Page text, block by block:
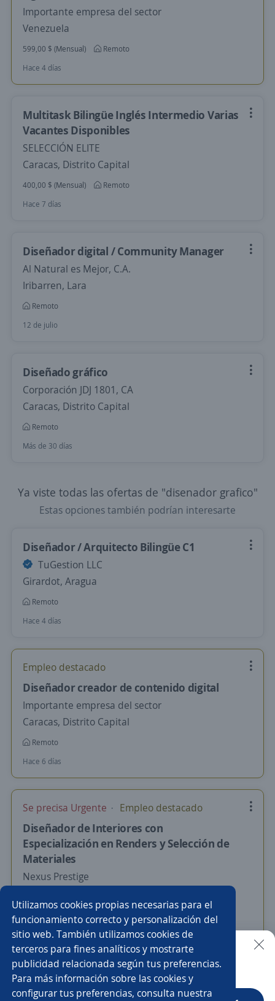
Utilizamos cookies propias necesarias para el
funcionamiento correcto y personalización del
sitio web. También utilizamos cookies de
terceros para fines analíticos y mostrarte
publicidad relacionada según tus preferencias.
Para más información sobre las cookies y
configurar tus preferencias, consulta nuestra
Importante empresa del sector
Venezuela
599,00 $ (Mensual)
Remoto
Hace 4 días
Multitask Bilingüe Inglés Intermedio Varias
Vacantes Disponibles
SELECCIÓN ELITE
Caracas, Distrito Capital
400,00 $ (Mensual)
Remoto
Hace 7 días
Diseñador digital / Community Manager
Al Natural es Mejor, C.A.
Iribarren, Lara
Remoto
12 de julio
Diseñado gráfico
Corporación JDJ 1801, CA
Caracas, Distrito Capital
Remoto
Más de 30 días
Ya viste todas las ofertas de "disenador grafico"
Estas opciones también podrían interesarte
Diseñador / Arquitecto Bilingüe C1
TuGestion LLC
Girardot, Aragua
Remoto
Hace 4 días
Empleo destacado
Diseñador creador de contenido digital
Importante empresa del sector
Caracas, Distrito Capital
Remoto
Hace 6 días
Se precisa Urgente Empleo destacado
Diseñador de Interiores con
Especialización en Renders y Selección de
Materiales
Nexus Prestige
500,00 $ (Mensual)
Remoto
Hace 7 días
Nuevas ofertas de empleo
Buscar es más fácil en la app